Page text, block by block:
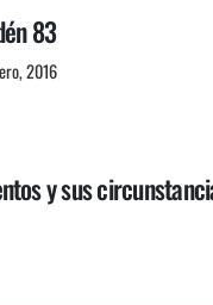
83
2016
y sus